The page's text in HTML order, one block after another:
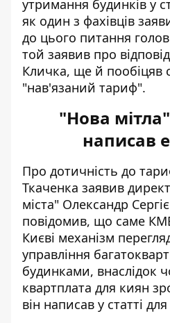
утримання будинків у
як один з фахівців
до цього питання
той заявив про
Кличка, ще й пообіцяв
"нав'язаний тариф".
"Нова
написав
Про дотичність до
Ткаченка заявив
міста" Олександр
повідомив, що саме
Києві механізм
управління
будинками, внаслідок
квартплата для киян
він написав у статті